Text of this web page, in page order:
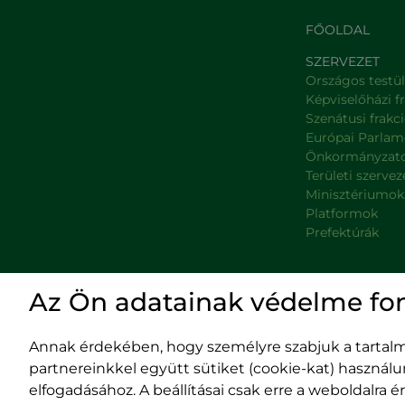
FŐOLDAL
SZERVEZET
Országos
Képviselőházi
Szenátusi
Európai
Területi
Platformok
Prefektúrák
Adatvédelmi szabályzat
EPP program
Fürdő (Card. Iuliu
tel/fax:
email:
Az Ön adatainak védelme
Annak érdekében, hogy személyre szabjuk a
partnereinkkel együtt sütiket (cookie-kat)
elfogadásához. A beállításai csak erre a weboldalra